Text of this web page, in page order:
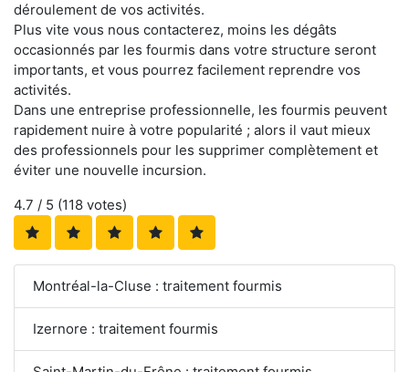
déroulement de vos activités.
Plus vite vous nous contacterez, moins les dégâts
occasionnés par les fourmis dans votre structure seront
importants, et vous pourrez facilement reprendre vos
activités.
Dans une entreprise professionnelle, les fourmis peuvent
rapidement nuire à votre popularité ; alors il vaut mieux
des professionnels pour les supprimer complètement et
éviter une nouvelle incursion.
4.7 / 5 (118 votes)
Montréal-la-Cluse : traitement fourmis
Izernore : traitement fourmis